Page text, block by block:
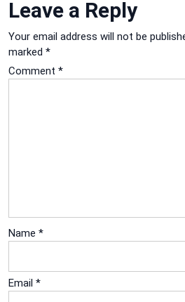
Leave a Reply
Your email address will not be
marked *
Comment *
Name *
Email *